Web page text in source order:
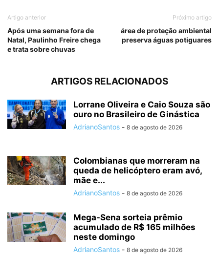
Artigo anterior
Após uma semana fora de
Natal, Paulinho Freire chega
e trata sobre chuvas
Próximo artigo
área de proteção ambiental
preserva águas potiguares
ARTIGOS RELACIONADOS
Lorrane Oliveira e Caio Souza são
ouro no Brasileiro de Ginástica
AdrianoSantos - 8 de agosto de 2026
Colombianas que morreram na
queda de helicóptero eram avó,
mãe e...
AdrianoSantos - 8 de agosto de 2026
Mega-Sena sorteia prêmio
acumulado de R$ 165 milhões
neste domingo
AdrianoSantos - 8 de agosto de 2026